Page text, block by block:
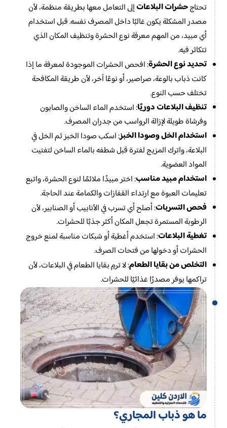
تحتاجحشرات البلاعاتإلى التعامل معها بطريقة منظمة، لأن
مصدر المشكلة يكون غالبًا داخل المصرف نفسه. قبل استخدام
أي مبيد، من المهم معرفة نوع الحشرة وتنظيف المكان الذي
تتكاثر فيه.
تحديد نوع الحشرة: افحص الحشرات الموجودة لمعرفة ما إذا
كانت ذباب بالوعة، صراصير، أو نوعًا آخر، لأن طريقة المكافحة
تختلف حسب النوع.
تنظيف البلاعات دوريًا: استخدم الماء الساخن والصابون
وفرشاة طويلة لإزالة الرواسب من جدران المصرف.
استخدام الخل وصودا الخبز: اسكب صودا الخبز ثم الخل في
البلاعة، واترك المزيج لفترة قبل شطفه بالماء الساخن لتفتيت
المواد العضوية.
استخدام مبيد مناسب: اختر مبيدًا ملائمًا لنوع الحشرة، واتبع
تعليمات العبوة مع ارتداء القفازات والكمامة عند الحاجة.
فحص التسربات: أصلح أي تسرب في الأنابيب أو الصنابير، لأن
الرطوبة المستمرة تجعل المكان أكثر جذبًا للحشرات.
تغطية البلاعات: استخدم أغطية أو شبكات مناسبة لمنع خروج
الحشرات أو دخولها من فتحات الصرف.
التخلص من بقايا الطعام: لا ترمِ بقايا الطعام في البلاعات، لأن
تراكمها يوفر مصدرًا غذائيًا للحشرات.
ما هو ذباب المجاري؟